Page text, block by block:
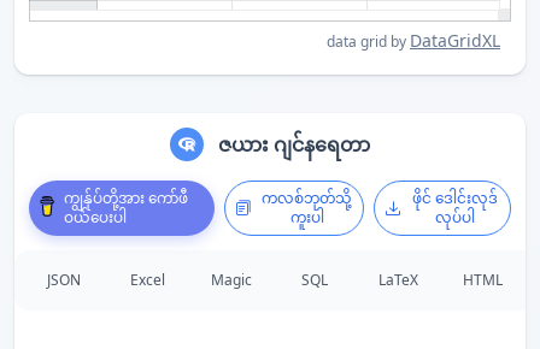
data grid by DataGridXL
ဇယား ဂျင်နရေတာ
ကျွန်ုပ်တို့အား ကော်ဖီ
ဝယ်ပေးပါ
ကလစ်ဘုတ်သို့
ကူးပါ
ဖိုင် ဒေါင်းလုဒ်
လုပ်ပါ
JSON Excel Magic SQL LaTeX HTML